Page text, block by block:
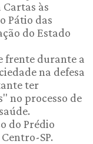
às
Pátio das
do Estado
frente durante a
na defesa
ter
no processo de
do Prédio
SP.